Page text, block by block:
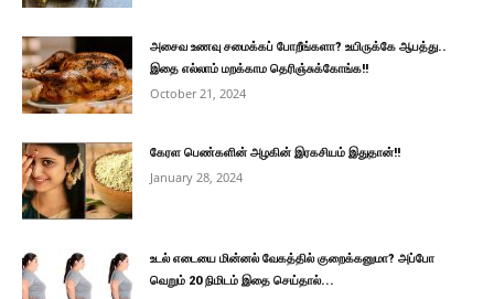
அசைவ உணவு சமைக்கப் போறீங்களா? உயிருக்கே ஆபத்து..
இதை எல்லாம் மறக்காம தெரிஞ்சுக்கோங்க!!
October 21, 2024
கேரள பெண்களின் அழகின் இரகசியம் இதுதான்!!
January 28, 2024
உடல் எடையை மின்னல் வேகத்தில் குறைக்கனுமா? அப்போ
வெறும் 20 நிமிடம் இதை செய்தால்...